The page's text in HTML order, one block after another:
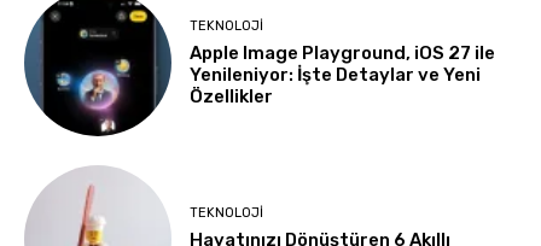
TEKNOLOJI
Apple Image Playground, iOS 27 ile
Yenileniyor: İşte Detaylar ve Yeni
Özellikler
TEKNOLOJI
Hayatınızı Dönüştüren 6 Akıllı